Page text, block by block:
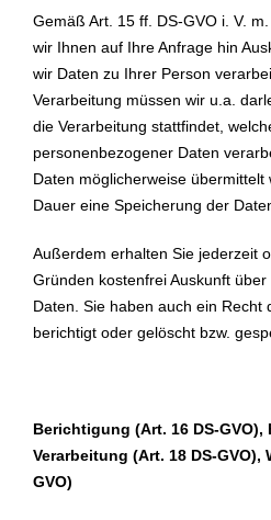
Gemäß Art. 15 ff. DS-GVO i. V.
wir Ihnen auf Ihre Anfrage hin
wir Daten zu Ihrer Person
Verarbeitung müssen wir u.a.
die Verarbeitung stattfindet,
personenbezogener Daten
Daten möglicherweise
Dauer eine Speicherung der
Außerdem erhalten Sie jederzeit
Gründen kostenfrei Auskunft
Daten. Sie haben auch ein Recht
berichtigt oder gelöscht bzw.
Berichtigung (Art. 16 DS-
Verarbeitung (Art. 18 DS-GVO),
GVO)